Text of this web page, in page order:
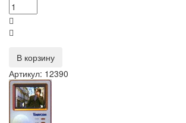
В корзину
Артикул: 12390